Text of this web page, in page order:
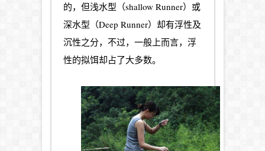
的，但浅水型（shallow Runner）或
深水型（Deep Runner）却有浮性及
沉性之分，不过，一般上而言，浮
性的拟饵却占了大多数。